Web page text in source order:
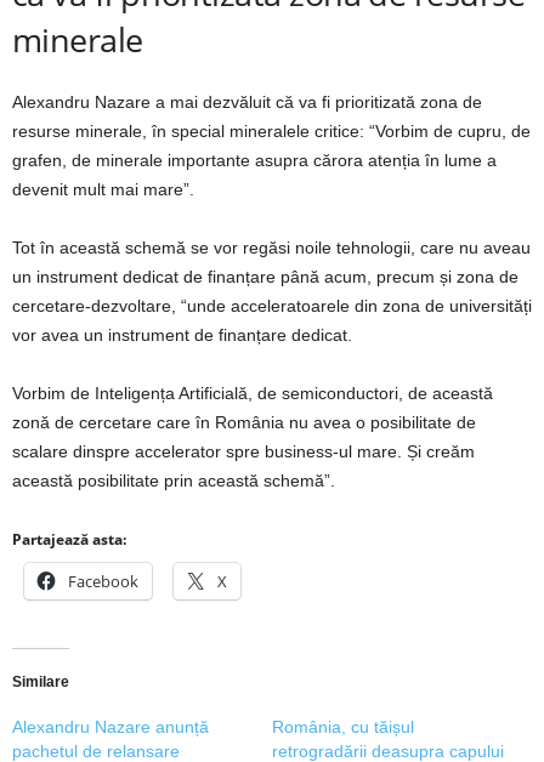
minerale
Alexandru Nazare a mai dezvăluit că va fi prioritizată zona de
resurse minerale, în special mineralele critice: “Vorbim de cupru, de
grafen, de minerale importante asupra cărora atenția în lume a
devenit mult mai mare”.
Tot în această schemă se vor regăsi noile tehnologii, care nu aveau
un instrument dedicat de finanțare până acum, precum și zona de
cercetare-dezvoltare, “unde acceleratoarele din zona de universități
vor avea un instrument de finanțare dedicat.
Vorbim de Inteligența Artificială, de semiconductori, de această
zonă de cercetare care în România nu avea o posibilitate de
scalare dinspre accelerator spre business-ul mare. Și creăm
această posibilitate prin această schemă”.
Partajează asta:
Facebook X
Similare
Alexandru Nazare anunță
pachetul de relansare
România, cu tăișul
retrogradării deasupra capului